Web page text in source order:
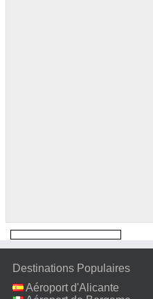
Destinations Populaires
Aéroport d'Alicante